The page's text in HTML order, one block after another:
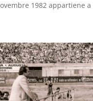
1982 appartiene a